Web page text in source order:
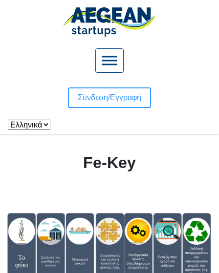
Σύνδεση/Εγγραφή
Fe-Key